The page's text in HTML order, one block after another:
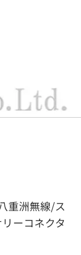
重洲無線/ス
ーコネクタ